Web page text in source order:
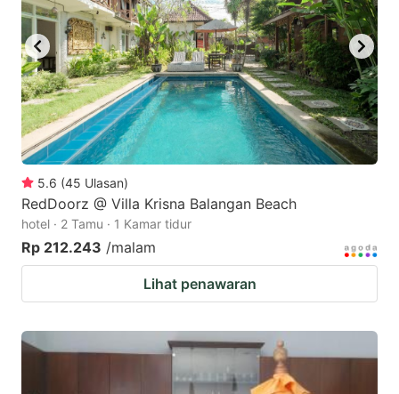
5.6 (45 Ulasan)
RedDoorz @ Villa Krisna Balangan Beach
hotel · 2 Tamu · 1 Kamar tidur
Rp 212.243 /malam
Lihat penawaran